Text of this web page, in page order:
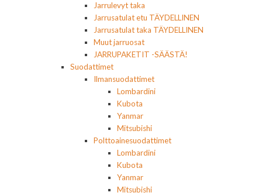
Jarrulevyt taka
Jarrusatulat etu TÄYDELLINEN
Jarrusatulat taka TÄYDELLINEN
Muut jarruosat
JARRUPAKETIT -SÄÄSTÄ!
Suodattimet
Ilmansuodattimet
Lombardini
Kubota
Yanmar
Mitsubishi
Polttoainesuodattimet
Lombardini
Kubota
Yanmar
Mitsubishi